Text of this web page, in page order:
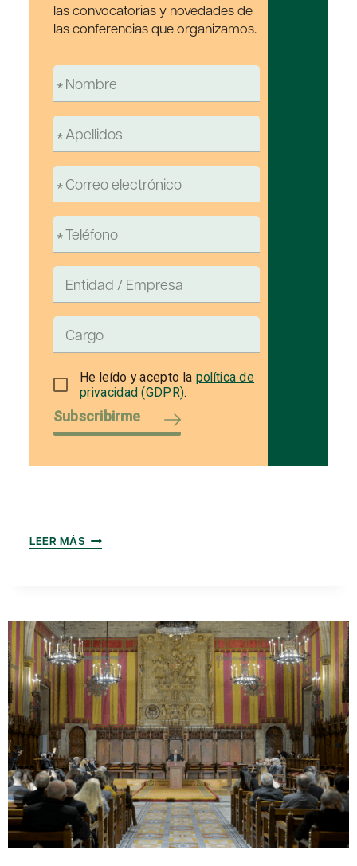
las convocatorias y novedades de
las conferencias que organizamos.
He leído y acepto la política de
privacidad (GDPR).
Subscribirme
LEER MÁS MEMORIA